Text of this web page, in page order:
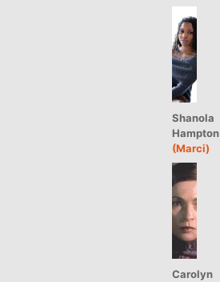
Shanola
Hampton
(Marci)
Carolyn